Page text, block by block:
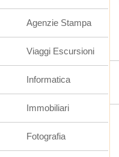
Agenzie Stampa
Viaggi Escursioni
Informatica
Immobiliari
Fotografia